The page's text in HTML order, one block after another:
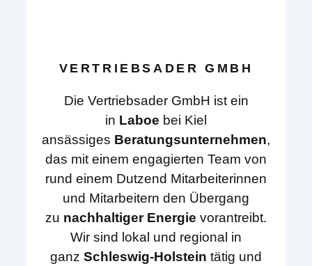
VERTRIEBSADER GMBH
Die Vertriebsader GmbH ist ein
in Laboe bei Kiel
ansässiges Beratungsunternehmen,
das mit einem engagierten Team von
rund einem Dutzend Mitarbeiterinnen
und Mitarbeitern den Übergang
zu nachhaltiger Energie vorantreibt.
Wir sind lokal und regional in
ganz Schleswig-Holstein tätig und